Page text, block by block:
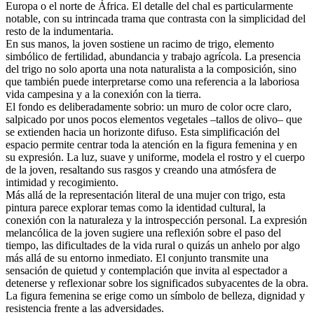
Europa o el norte de África. El detalle del chal es particularmente
notable, con su intrincada trama que contrasta con la simplicidad del
resto de la indumentaria.
En sus manos, la joven sostiene un racimo de trigo, elemento
simbólico de fertilidad, abundancia y trabajo agrícola. La presencia
del trigo no solo aporta una nota naturalista a la composición, sino
que también puede interpretarse como una referencia a la laboriosa
vida campesina y a la conexión con la tierra.
El fondo es deliberadamente sobrio: un muro de color ocre claro,
salpicado por unos pocos elementos vegetales –tallos de olivo– que
se extienden hacia un horizonte difuso. Esta simplificación del
espacio permite centrar toda la atención en la figura femenina y en
su expresión. La luz, suave y uniforme, modela el rostro y el cuerpo
de la joven, resaltando sus rasgos y creando una atmósfera de
intimidad y recogimiento.
Más allá de la representación literal de una mujer con trigo, esta
pintura parece explorar temas como la identidad cultural, la
conexión con la naturaleza y la introspección personal. La expresión
melancólica de la joven sugiere una reflexión sobre el paso del
tiempo, las dificultades de la vida rural o quizás un anhelo por algo
más allá de su entorno inmediato. El conjunto transmite una
sensación de quietud y contemplación que invita al espectador a
detenerse y reflexionar sobre los significados subyacentes de la obra.
La figura femenina se erige como un símbolo de belleza, dignidad y
resistencia frente a las adversidades.